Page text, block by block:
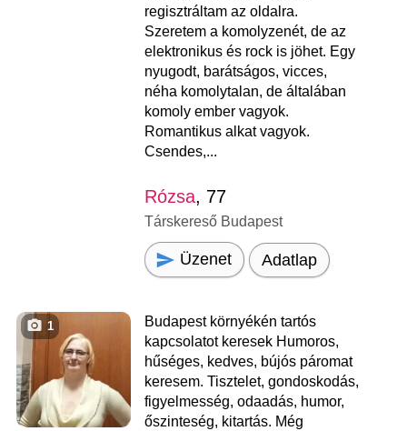
regisztráltam az oldalra.
Szeretem a komolyzenét, de az
elektronikus és rock is jöhet. Egy
nyugodt, barátságos, vicces,
néha komolytalan, de általában
komoly ember vagyok.
Romantikus alkat vagyok.
Csendes,...
Rózsa, 77
Társkereső Budapest
Üzenet Adatlap
1
Budapest környékén tartós
kapcsolatot keresek Humoros,
hűséges, kedves, bújós páromat
keresem. Tisztelet, gondoskodás,
figyelmesség, odaadás, humor,
őszinteség, kitartás. Még